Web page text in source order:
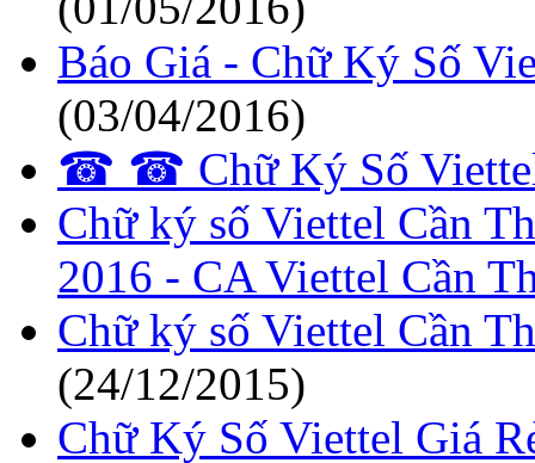
Báo Giá - Chữ Ký Số
(03/04/2016)
☎ ☎ Chữ Ký Số Viettel
Chữ ký số Viettel Cần
2016 - CA Viettel Cần
Chữ ký số Viettel Cần
(24/12/2015)
Chữ Ký Số Viettel Giá